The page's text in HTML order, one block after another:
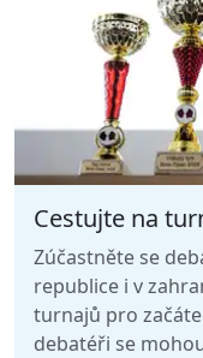
Cestujte na
Zúčastněte se
republice i v
turnajů pro
debatéři se